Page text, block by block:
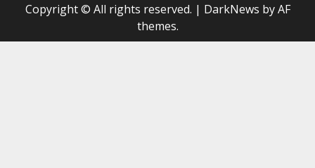
Copyright © All rights reserved. | DarkNews by AF
themes.